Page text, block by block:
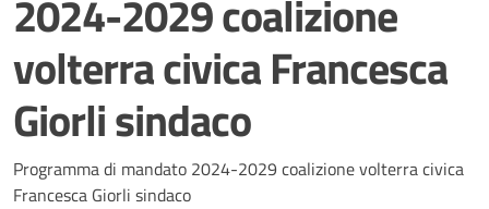
2024-2029 coalizione
volterra civica Francesca
Giorli sindaco
Dettagli della notizia
Programma di mandato 2024-2029 coalizione volterra civica
Francesca Giorli sindaco